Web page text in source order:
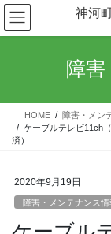
コ
ン
テ
ス
ナ
ビ
ゲ
ン
神河
障
HOME
障害・メン
ケーブルテレビ11ch
済）
2020年9月19日
障害・メンテナンス情